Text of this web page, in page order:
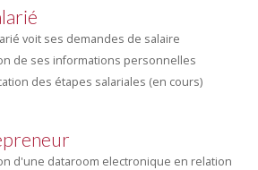
voit ses demandes de salaire
de ses informations personnelles
des étapes salariales (en cours)
d'une dataroom electronique en relation